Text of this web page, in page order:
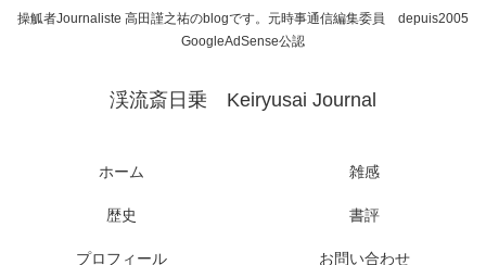
操觚者Journaliste 高田謹之祐のblogです。元時事通信編集委員 depuis2005
GoogleAdSense公認
渓流斎日乗 Keiryusai Journal
ホーム 雑感
歴史 書評
プロフィール お問い合わせ